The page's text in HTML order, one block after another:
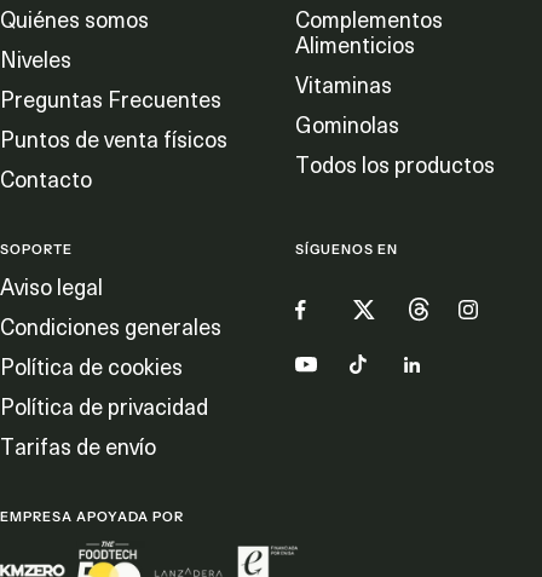
Quiénes somos
Niveles
Preguntas Frecuentes
Puntos de venta físicos
Contacto
Complementos
Alimenticios
Vitaminas
Gominolas
Todos los productos
SOPORTE
Aviso legal
Condiciones generales
Política de cookies
Política de privacidad
Tarifas de envío
SÍGUENOS EN
EMPRESA APOYADA POR